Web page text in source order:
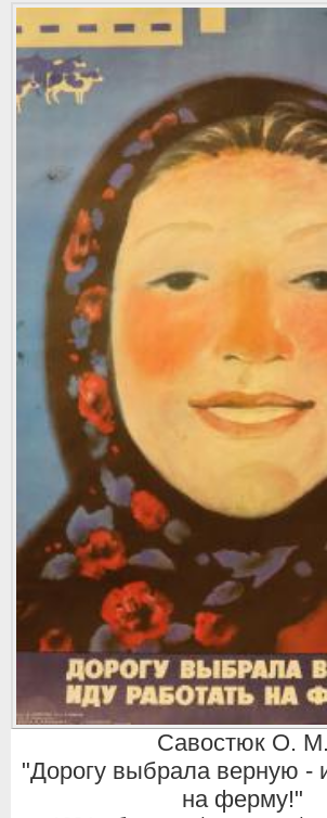
Савостюк О. М.
"Дорогу выбрала верную -
на ферму!"